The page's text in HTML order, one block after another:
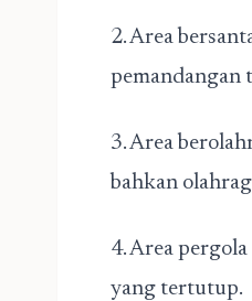
2. Area
pemandangan
3. Area
bahkan
4. Area
yang tertutup.